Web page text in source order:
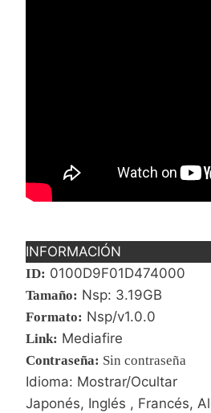
INFORMACIÓN
ID:
Tamaño: Nsp: 3.19GB
Formato: Nsp/v1.0.0
Link: Mediafire
Contraseña: Sin contraseña
Idioma: Mostrar/Ocultar
Japonés, Inglés , Francés,